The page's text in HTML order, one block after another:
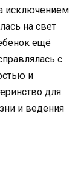
исключением
на свет
ещё
с
и
для
и ведения